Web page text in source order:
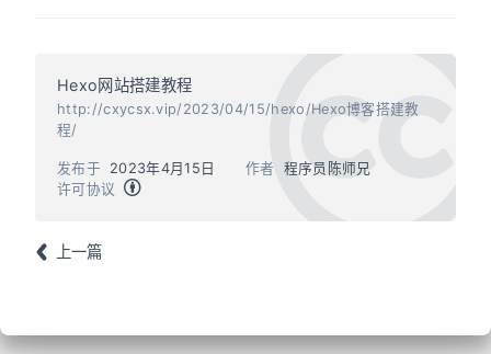
Hexo网站搭建教程
http://cxycsx.vip/2023/04/15/hexo/Hexo博客搭建教
程/
作者 程序员陈师兄
发布于
2023年4月15日
许可协议
上一篇